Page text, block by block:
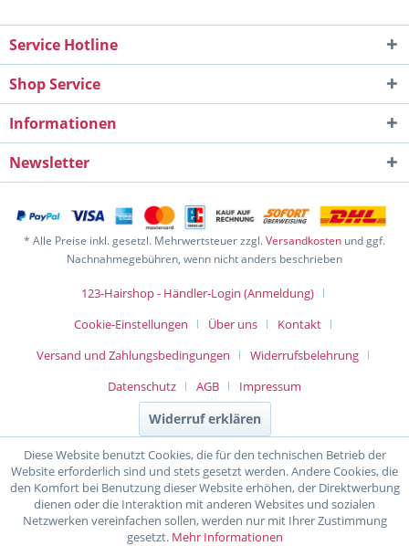
Service Hotline
Shop Service
Informationen
Newsletter
* Alle Preise inkl. gesetzl. Mehrwertsteuer zzgl.Versandkosten und ggf.
Nachnahmegebühren, wenn nicht anders beschrieben
123-Hairshop - Händler-Login (Anmeldung)
Cookie-Einstellungen
Über uns
Kontakt
Versand und Zahlungsbedingungen
Widerrufsbelehrung
Datenschutz
AGB Impressum
Widerruf erklären
Diese Website benutzt Cookies, die für den technischen Betrieb der
Website erforderlich sind und stets gesetzt werden. Andere Cookies, die
den Komfort bei Benutzung dieser Website erhöhen, der Direktwerbung
dienen oder die Interaktion mit anderen Websites und sozialen
Netzwerken vereinfachen sollen, werden nur mit Ihrer Zustimmung
gesetzt. Mehr Informationen